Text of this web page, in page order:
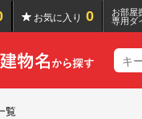
お気に入り 0
お部屋
専用ダ
覧